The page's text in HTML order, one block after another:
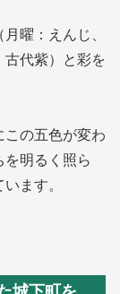
曜：えんじ、
古代紫）と彩を
この五色が変わ
を明るく照ら
ます。